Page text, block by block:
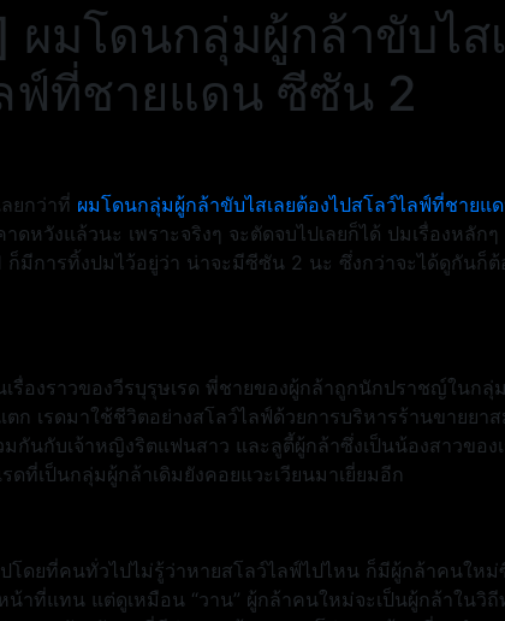
ผมโดนกลุ่มผู้กล้าขับไส
ฟ์ที่ชายแดน ซีซัน 2
ยกว่าที่ ผมโดนกลุ่มผู้กล้าขับไสเลยต้องไปสโลว์ไลฟ์ที่ชายแ
ดหวังแล้วนะ เพราะจริงๆ จะตัดจบไปเลยก็ได้ ปมเรื่องหลัก
ก็มีการทิ้งปมไว้อยู่ว่า น่าจะมีซีซัน 2 นะ ซึ่งกว่าจะได้ดูกันก็
รื่องราวของวีรบุรุษเรด พี่ชายของผู้กล้าถูกนักปราชญ์ในกลุ่
ก เรดมาใช้ชีวิตอย่างสโลว์ไลฟ์ด้วยการบริหารร้านขายยา
กันกับเจ้าหญิงริตแฟนสาว และลูตี้ผู้กล้าซึ่งเป็นน้องสาวของ
ดที่เป็นกลุ่มผู้กล้าเดิมยังคอยแวะเวียนมาเยี่ยมอีก
โดยที่คนทั่วไปไม่รู้ว่าหายสโลว์ไลฟ์ไปไหน ก็มีผู้กล้าคนใหม่
าที่แทน แต่ดูเหมือน “วาน” ผู้กล้าคนใหม่จะเป็นผู้กล้าในวิ